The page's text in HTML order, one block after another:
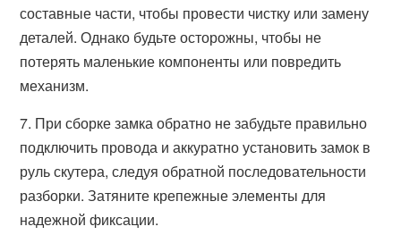
составные части, чтобы провести чистку или замену
деталей. Однако будьте осторожны, чтобы не
потерять маленькие компоненты или повредить
механизм.
7. При сборке замка обратно не забудьте правильно
подключить провода и аккуратно установить замок в
руль скутера, следуя обратной последовательности
разборки. Затяните крепежные элементы для
надежной фиксации.